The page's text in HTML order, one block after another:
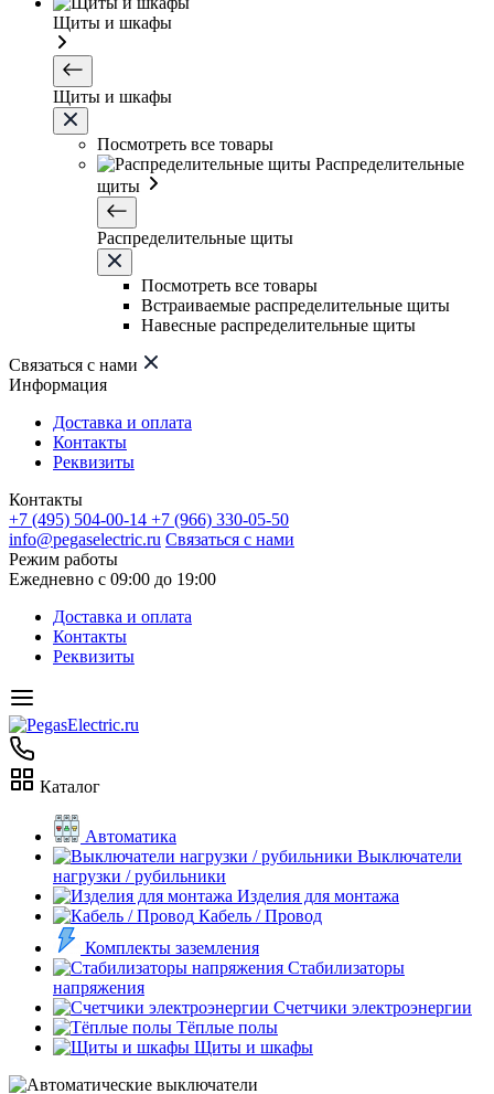
Щиты и шкафы
Щиты и шкафы
Посмотреть все товары
Распределительные
щиты
Распределительные щиты
Посмотреть все товары
Встраиваемые распределительные щиты
Навесные распределительные щиты
Связаться с нами
Информация
Доставка и оплата
Контакты
Реквизиты
Контакты
+7 (495) 504-00-14 +7 (966) 330-05-50
info@pegaselectric.ru Связаться с нами
Режим работы
Ежедневно с 09:00 до 19:00
Доставка и оплата
Контакты
Реквизиты
Каталог
Автоматика
Выключатели
нагрузки / рубильники
Изделия для монтажа
Кабель / Провод
Комплекты заземления
Стабилизаторы
напряжения
Счетчики электроэнергии
Тёплые полы
Щиты и шкафы